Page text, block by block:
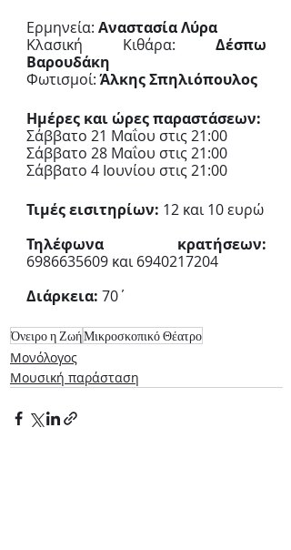
Ερμηνεία: Αναστασία Λύρα
Κλασική Κιθάρα: Δέσπω
Βαρουδάκη
Φωτισμοί: Άλκης Σπηλιόπουλος
Ημέρες και ώρες παραστάσεων:
Σάββατο 21 Μαΐου στις 21:00
Σάββατο 28 Μαΐου στις 21:00
Σάββατο 4 Ιουνίου στις 21:00
Τιμές εισιτηρίων: 12 και 10 ευρώ
Τηλέφωνα κρατήσεων:
6986635609 και 6940217204
Διάρκεια: 70΄
Όνειρο η ΖωήΜικροσκοπικό Θέατρο
Μονόλογος
Μουσική παράσταση